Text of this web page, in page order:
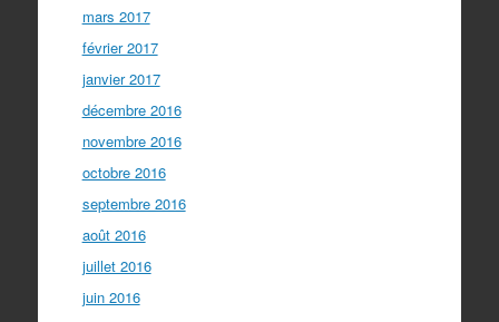
mars 2017
février 2017
janvier 2017
décembre 2016
novembre 2016
octobre 2016
septembre 2016
août 2016
juillet 2016
juin 2016